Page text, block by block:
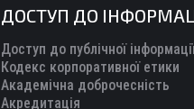
ДОСТУП ДО
Доступ до публічної
Кодекс корпоративної етики
Академічна доброчесність
Акредитація